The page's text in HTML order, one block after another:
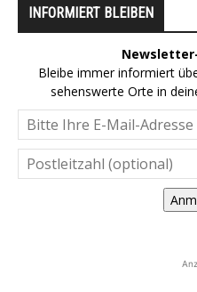
INFORMIERT BLEIBEN
Bleibe immer informiert
sehenswerte Orte in